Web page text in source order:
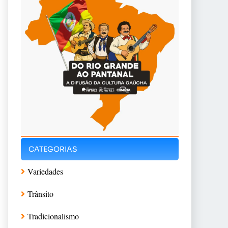
CATEGORIAS
Variedades
Trânsito
Tradicionalismo